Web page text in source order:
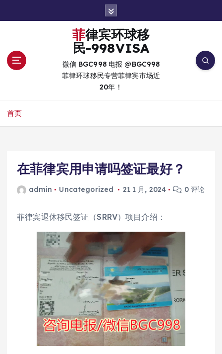
菲律宾环球移
民-998VISA
微信 BGC998 电报 @BGC998
菲律环球移民专营菲律宾市场近
20年！
首页
在菲律宾用申请吗签证最好？
admin Uncategorized 21 1 月, 2024 0 评论
菲律宾退休移民签证（SRRV）项目介绍：